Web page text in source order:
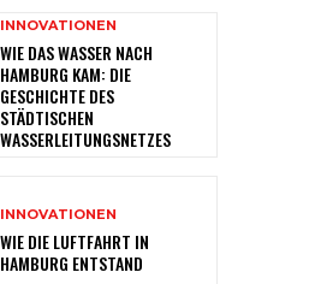
INNOVATIONEN
WIE DAS WASSER NACH
HAMBURG KAM: DIE
GESCHICHTE DES
STÄDTISCHEN
WASSERLEITUNGSNETZES
INNOVATIONEN
WIE DIE LUFTFAHRT IN
HAMBURG ENTSTAND